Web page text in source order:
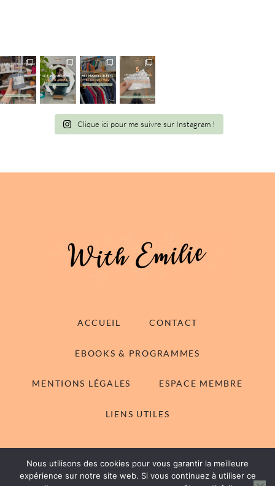
Clique ici pour me suivre sur Instagram !
ACCUEIL CONTACT
EBOOKS & PROGRAMMES
MENTIONS LÉGALES ESPACE MEMBRE
LIENS UTILES
© 2014-2026 With Emilie - Tous droits réservés
Nous utilisons des cookies pour vous garantir la meilleure
expérience sur notre site web. Si vous continuez à utiliser ce